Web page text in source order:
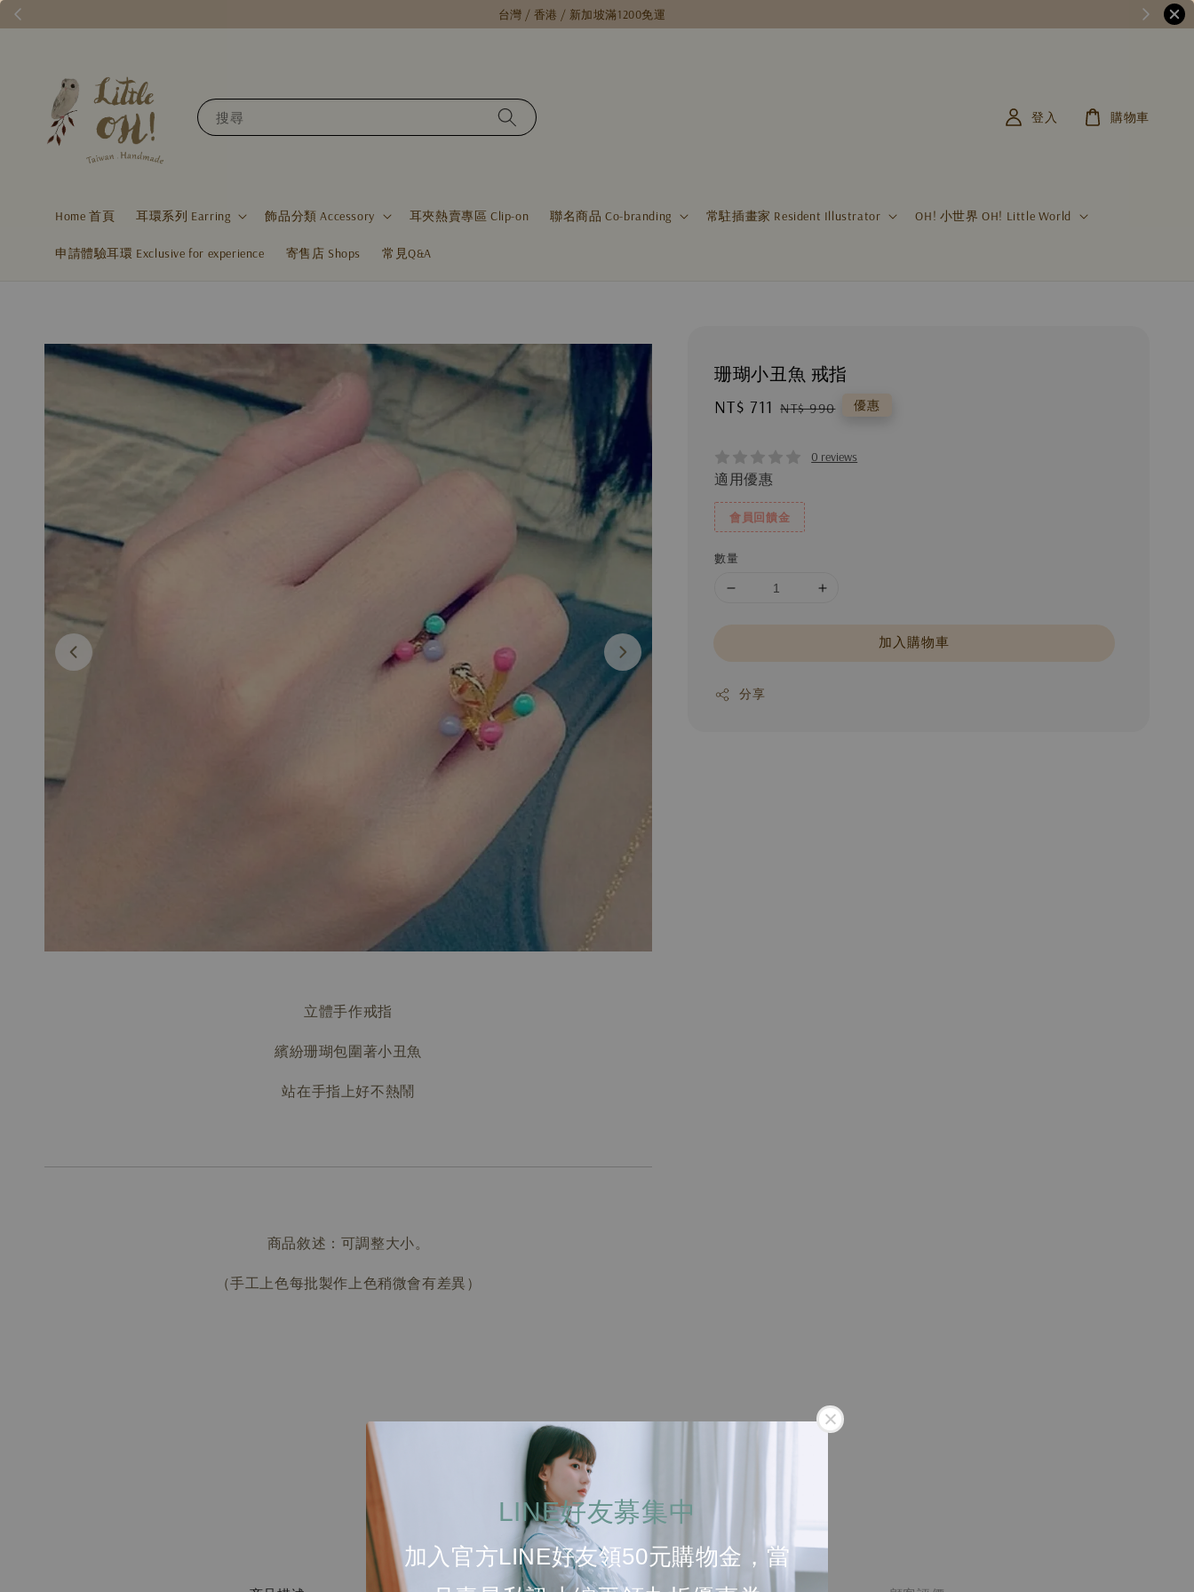
台灣 / 香港 / 新加坡滿1200免運
LINE好友募集中
加入官方LINE好友領50元購物金，當
搜尋
Home 首頁 耳環系列 Earring 飾品分類 Accessory 耳夾熱賣專區 Clip-on 聯名商品 Co-branding 常駐插畫家 Resident Illustrator OH! 小世界 OH! Little World
申請體驗耳環 Exclusive for experience 寄售店 Shops 常見Q&A
登入 購物車
立體手作戒指
繽紛珊瑚包圍著小丑魚
站在手指上好不熱鬧
商品敘述：可調整大小。
（手工上色每批製作上色稍微會有差異）
珊瑚小丑魚 戒指
Sale
NT$ 711 Regular
NT$ 990 優惠
0 reviews
適用優惠
會員回饋金
數量
加入購物車
分享